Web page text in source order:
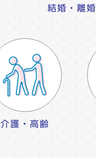
結婚・離婚
介護・高齢